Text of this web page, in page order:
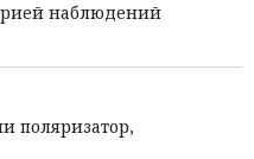
наблюдений
поляризатор,